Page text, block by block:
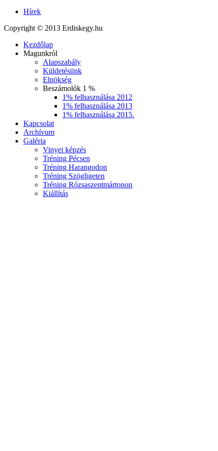
Hírek
Copyright © 2013 Erdiskegy.hu
Kezdőlap
Magunkról
Alapszabály
Küldetésünk
Elnökség
Beszámolók 1 %
1% felhasználása 2012
1% felhasználása 2013
1% felhasználása 2015.
Kapcsolat
Archívum
Galéria
Vinyei képzés
Tréning Pécsen
Tréning Harangodon
Tréning Szögligeten
Tréning Rózsaszentmártonon
Kiállítás